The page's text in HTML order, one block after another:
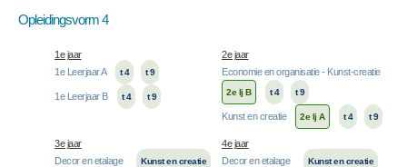
Opleidingsvorm 4
1e jaar
2e jaar
1e Leerjaar A
t 4 t 9
1e Leerjaar B t 4 t 9
Economie en organisatie - Kunst-creatie
2e lj B t 4 t 9
Kunst en creatie 2e lj A t 4 t 9
3e jaar
4e jaar
Decor en etalage
Kunst en creatie Decor en etalage Kunst en creatie